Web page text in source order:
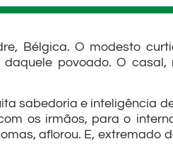
Bélgica. O modesto
povoado. O casal,
sabedoria e inteligência
os irmãos, para o
aflorou. E, extremado